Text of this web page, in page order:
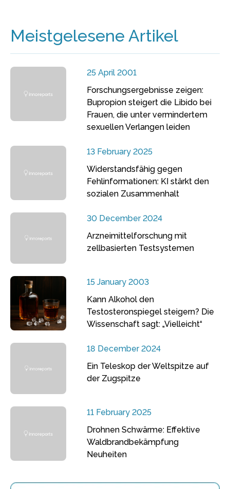
Meistgelesene Artikel
25 April 2001
Forschungsergebnisse zeigen:
Bupropion steigert die Libido bei
Frauen, die unter vermindertem
sexuellen Verlangen leiden
13 February 2025
Widerstandsfähig gegen
Fehlinformationen: KI stärkt den
sozialen Zusammenhalt
30 December 2024
Arzneimittelforschung mit
zellbasierten Testsystemen
15 January 2003
Kann Alkohol den
Testosteronspiegel steigern? Die
Wissenschaft sagt: „Vielleicht“
18 December 2024
Ein Teleskop der Weltspitze auf
der Zugspitze
11 February 2025
Drohnen Schwärme: Effektive
Waldbrandbekämpfung
Neuheiten